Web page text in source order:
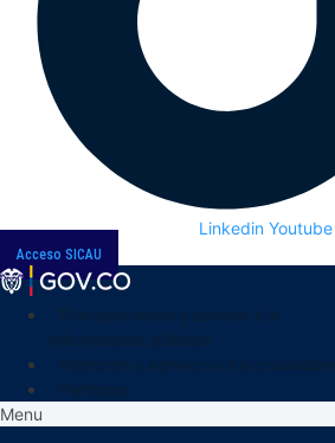
Linkedin Youtube
Acceso SICAU
Menu